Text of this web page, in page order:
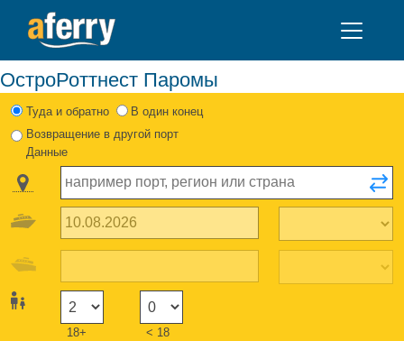
ОстроРоттнест Паромы
Туда и обратно
В один конец
Возвращение в другой порт
Данные
18+ < 18